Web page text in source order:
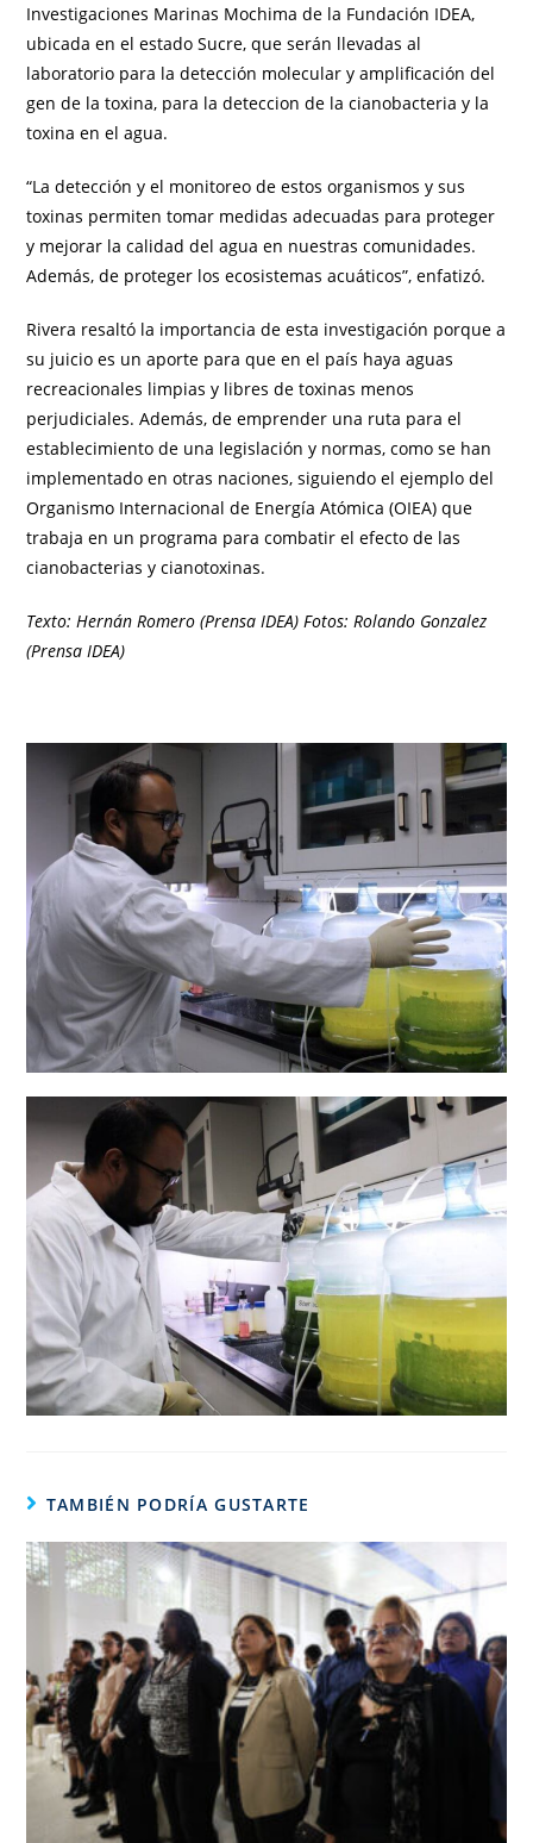
Investigaciones Marinas Mochima de la Fundación IDEA,
ubicada en el estado Sucre, que serán llevadas al
laboratorio para la detección molecular y amplificación del
gen de la toxina, para la deteccion de la cianobacteria y la
toxina en el agua.
“La detección y el monitoreo de estos organismos y sus
toxinas permiten tomar medidas adecuadas para proteger
y mejorar la calidad del agua en nuestras comunidades.
Además, de proteger los ecosistemas acuáticos”, enfatizó.
Rivera resaltó la importancia de esta investigación porque a
su juicio es un aporte para que en el país haya aguas
recreacionales limpias y libres de toxinas menos
perjudiciales. Además, de emprender una ruta para el
establecimiento de una legislación y normas, como se han
implementado en otras naciones, siguiendo el ejemplo del
Organismo Internacional de Energía Atómica (OIEA) que
trabaja en un programa para combatir el efecto de las
cianobacterias y cianotoxinas.
Texto: Hernán Romero (Prensa IDEA) Fotos: Rolando Gonzalez
(Prensa IDEA)
TAMBIÉN PODRÍA GUSTARTE